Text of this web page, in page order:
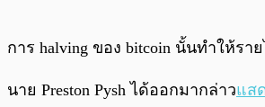
การ halving ของ bitcoin นั้นทำให้ร
นาย Preston Pysh ได้ออกมากล่าวแส